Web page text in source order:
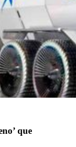
que